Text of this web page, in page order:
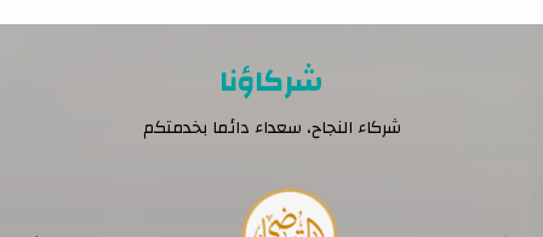
شركاؤنا
شركاء النجاح، سعداء دائما بخدمتكم